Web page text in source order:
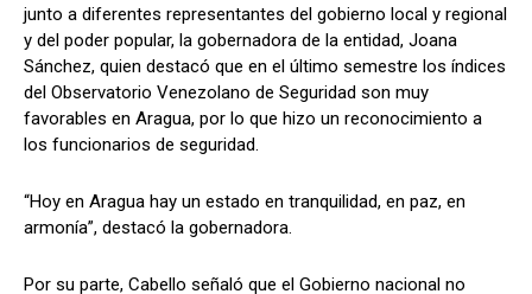
junto a diferentes representantes del gobierno local y regional
y del poder popular, la gobernadora de la entidad, Joana
Sánchez, quien destacó que en el último semestre los índices
del Observatorio Venezolano de Seguridad son muy
favorables en Aragua, por lo que hizo un reconocimiento a
los funcionarios de seguridad.
“Hoy en Aragua hay un estado en tranquilidad, en paz, en
armonía”, destacó la gobernadora.
Por su parte, Cabello señaló que el Gobierno nacional no